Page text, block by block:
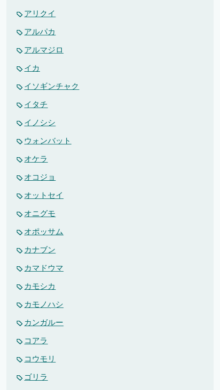
アリクイ
アルパカ
アルマジロ
イカ
イソギンチャク
イタチ
イノシシ
ウォンバット
オケラ
オコジョ
オットセイ
オニグモ
オポッサム
カナブン
カマドウマ
カモシカ
カモノハシ
カンガルー
コアラ
コウモリ
ゴリラ